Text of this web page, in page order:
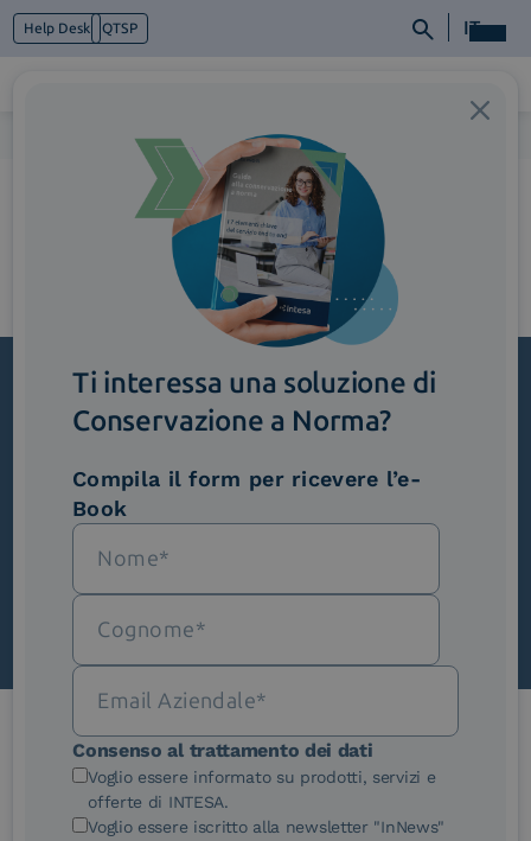
Help Desk QTSP IT
Cosa facciamo
2_SemplificazioneDelProcesso (1)
Iscriviti alla newsletter
Novità, iniziative ed eventi dal mondo della
trasformazione digitale.
Scopri InNews
Le nostre certificazioni
Ti interessa una soluzione di
Conservazione a Norma?
Compila il form per ricevere l’e-
Book
Consenso al trattamento dei dati
Voglio essere informato su prodotti, servizi e
offerte di INTESA.
Voglio essere iscritto alla newsletter "InNews"